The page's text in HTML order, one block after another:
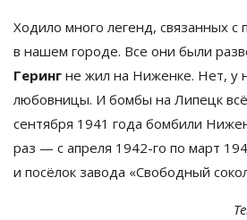
Ходило много легенд, связанных с
в нашем городе. Все они были
Геринг не жил на Ниженке. Нет, у
любовницы. И бомбы на Липецк
сентября 1941 года бомбили
раз — с апреля 1942-го по март
и посёлок завода «Свободный